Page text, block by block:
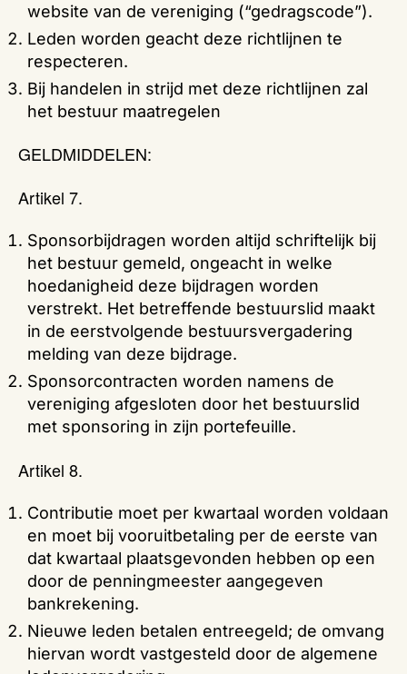
website van de vereniging (“gedragscode”).
Leden worden geacht deze richtlijnen te
respecteren.
Bij handelen in strijd met deze richtlijnen zal
het bestuur maatregelen
GELDMIDDELEN:
Artikel 7.
Sponsorbijdragen worden altijd schriftelijk bij
het bestuur gemeld, ongeacht in welke
hoedanigheid deze bijdragen worden
verstrekt. Het betreffende bestuurslid maakt
in de eerstvolgende bestuursvergadering
melding van deze bijdrage.
Sponsorcontracten worden namens de
vereniging afgesloten door het bestuurslid
met sponsoring in zijn portefeuille.
Artikel 8.
Contributie moet per kwartaal worden voldaan
en moet bij vooruitbetaling per de eerste van
dat kwartaal plaatsgevonden hebben op een
door de penningmeester aangegeven
bankrekening.
Nieuwe leden betalen entreegeld; de omvang
hiervan wordt vastgesteld door de algemene